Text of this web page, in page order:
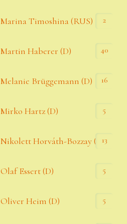
Marina Timoshina (RUS) 2
Martin Haberer (D) 40
Melanie Brüggemann (D) 16
Mirko Hartz (D) 5
Nikolett Horváth-Bozzay (A)13
Olaf Essert (D) 5
Oliver Heim (D) 5